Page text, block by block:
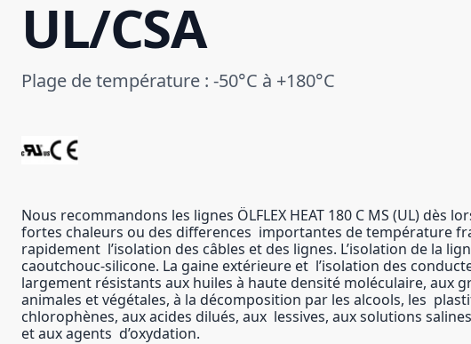
UL/CSA
Plage de température : -50°C à +180°C
Nous recommandons les lignes ÖLFLEX HEAT 180 C MS (UL) dès
fortes chaleurs ou des differences importantes de température
rapidement l’isolation des câbles et des lignes. L’isolation de la
caoutchouc-silicone. La gaine extérieure et l’isolation des
largement résistants aux huiles à haute densité moléculaire, aux
animales et végétales, à la décomposition par les alcools, les
chlorophènes, aux acides dilués, aux lessives, aux solutions
et aux agents d’oxydation.